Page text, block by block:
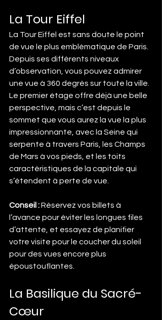
La Tour Eiffel
La Tour Eiffel est sans doute le point
de vue le plus emblématique de Paris.
Depuis ses différents niveaux
d’observation, vous pouvez admirer
une vue à 360 degrés sur toute la ville.
Le premier étage offre déjà une belle
perspective, mais c’est depuis le
sommet que vous aurez la vue la plus
impressionnante, avec la Seine qui
serpente à travers Paris, les Champs
de Mars à vos pieds, et les toits
caractéristiques de la capitale qui
s’étendent à perte de vue.
Conseil : Réservez vos billets à
l’avance pour éviter les longues files
d’attente, et essayez de planifier
votre visite pour le coucher du soleil
pour des vues encore plus
époustouflantes.
La Basilique du Sacré-
Cœur